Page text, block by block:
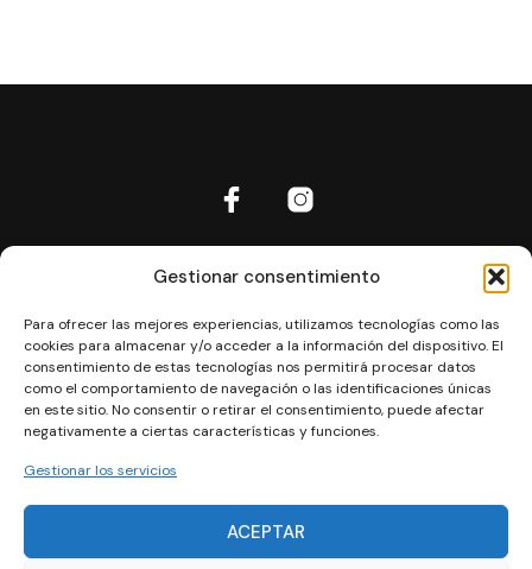
Gestionar consentimiento
Para ofrecer las mejores experiencias, utilizamos tecnologías como las
cookies para almacenar y/o acceder a la información del dispositivo. El
consentimiento de estas tecnologías nos permitirá procesar datos
como el comportamiento de navegación o las identificaciones únicas
en este sitio. No consentir o retirar el consentimiento, puede afectar
negativamente a ciertas características y funciones.
Gestionar los servicios
ACEPTAR
Política de cookies
Política de privacidad
Política de privacidad RRSS
Términos y Condiciones
Las mejores rutas de Ibiza
Can Manolo Bikes © 2024 | Designed byAgencia la Clásica